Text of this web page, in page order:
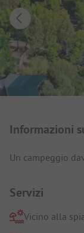
Informazioni
Un campeggio
Servizi
Vicino alla